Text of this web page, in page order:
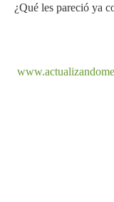
¿Qué les pareció ya